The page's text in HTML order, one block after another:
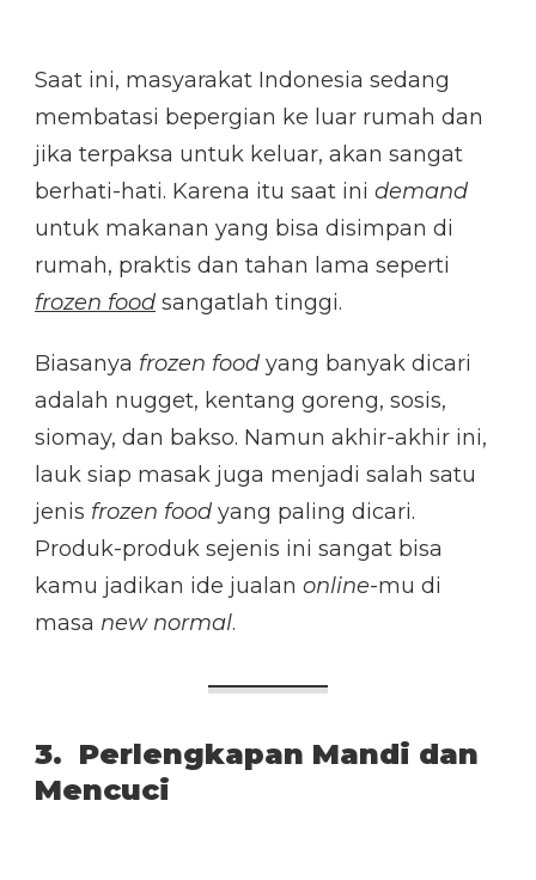
Saat ini, masyarakat Indonesia sedang
membatasi bepergian ke luar rumah dan
jika terpaksa untuk keluar, akan sangat
berhati-hati. Karena itu saat ini demand
untuk makanan yang bisa disimpan di
rumah, praktis dan tahan lama seperti
frozen food sangatlah tinggi.
Biasanya frozen food yang banyak dicari
adalah nugget, kentang goreng, sosis,
siomay, dan bakso. Namun akhir-akhir ini,
lauk siap masak juga menjadi salah satu
jenis frozen food yang paling dicari.
Produk-produk sejenis ini sangat bisa
kamu jadikan ide jualan online-mu di
masa new normal.
3. Perlengkapan Mandi dan
Mencuci